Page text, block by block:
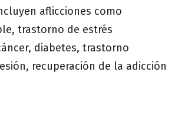
aflicciones como
trastorno de estrés
diabetes, trastorno
recuperación de la adicción